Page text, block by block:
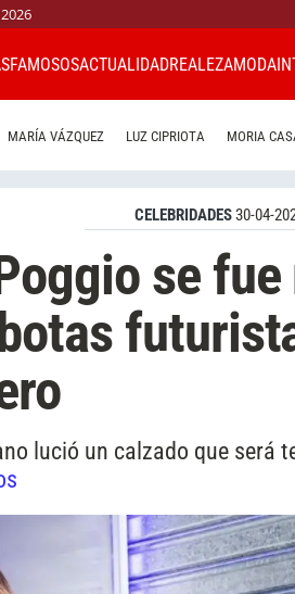
FAMOSOSACTUALIDADREALEZAMODA
MARÍA VÁZQUEZ LUZ CIPRIOTA MORIA
CELEBRIDADES30-04-
se
lució un calzado que será